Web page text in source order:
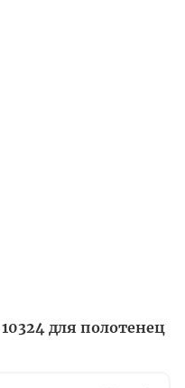
для полотенец